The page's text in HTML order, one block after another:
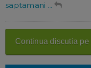
saptamani ...
Continua discutia